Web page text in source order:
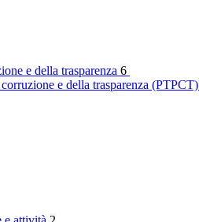
e della trasparenza 6
e della trasparenza (PTPCT)